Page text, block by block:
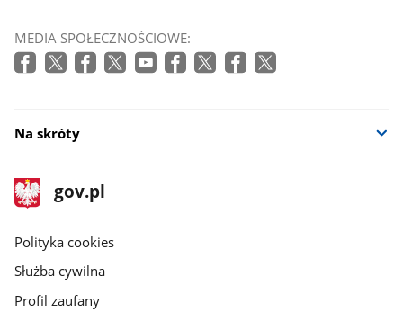
MEDIA SPOŁECZNOŚCIOWE:
Na skróty
stopka
gov.pl
Strona
gov.pl
gov.pl
Polityka cookies
Służba cywilna
Profil zaufany